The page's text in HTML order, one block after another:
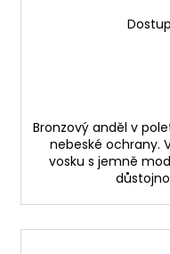
Bronzový anděl v
nebeské ochrany.
vosku s jemně